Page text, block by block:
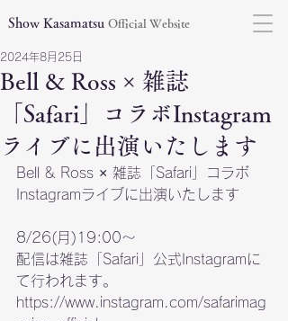
Show Kasamatsu Official Website
Bell & Ross × 雑誌
「Safari」コラボInstagram
ライブに出演いたします
2024年8月25日
Bell & Ross × 雑誌「Safari」コラボ
Instagramライブに出演いたします
8/26(月)19:00〜
配信は雑誌「Safari」公式Instagramに
て行われます。
https://www.instagram.com/safarimag